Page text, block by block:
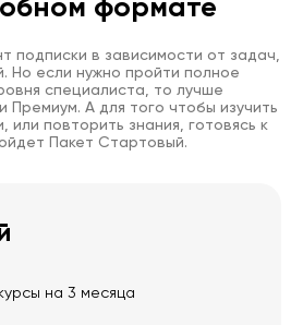
подписки в зависимости от задач,
Но если нужно пройти полное
специалиста, то лучше
Премиум. А для того чтобы изучить
или повторить знания, готовясь к
Пакет Стартовый.
на 3 месяца